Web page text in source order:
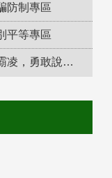
防制專區
平等專區
防制校園霸凌，勇敢說出來！